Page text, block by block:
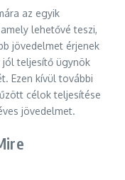
az egyik
lehetővé teszi,
jövedelmet érjenek
jól teljesítő ügynök
Ezen kívül további
célok teljesítése
jövedelmet.